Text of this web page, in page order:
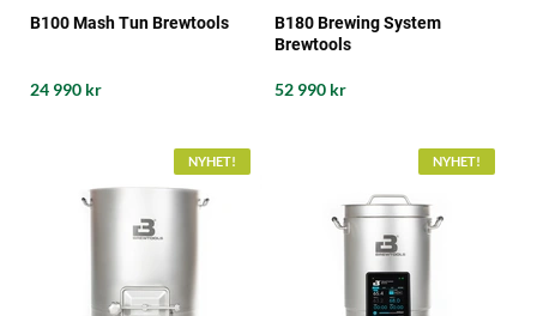
B100 Mash Tun Brewtools
24 990 kr
B180 Brewing System
Brewtools
52 990 kr
NYHET! NYHET!